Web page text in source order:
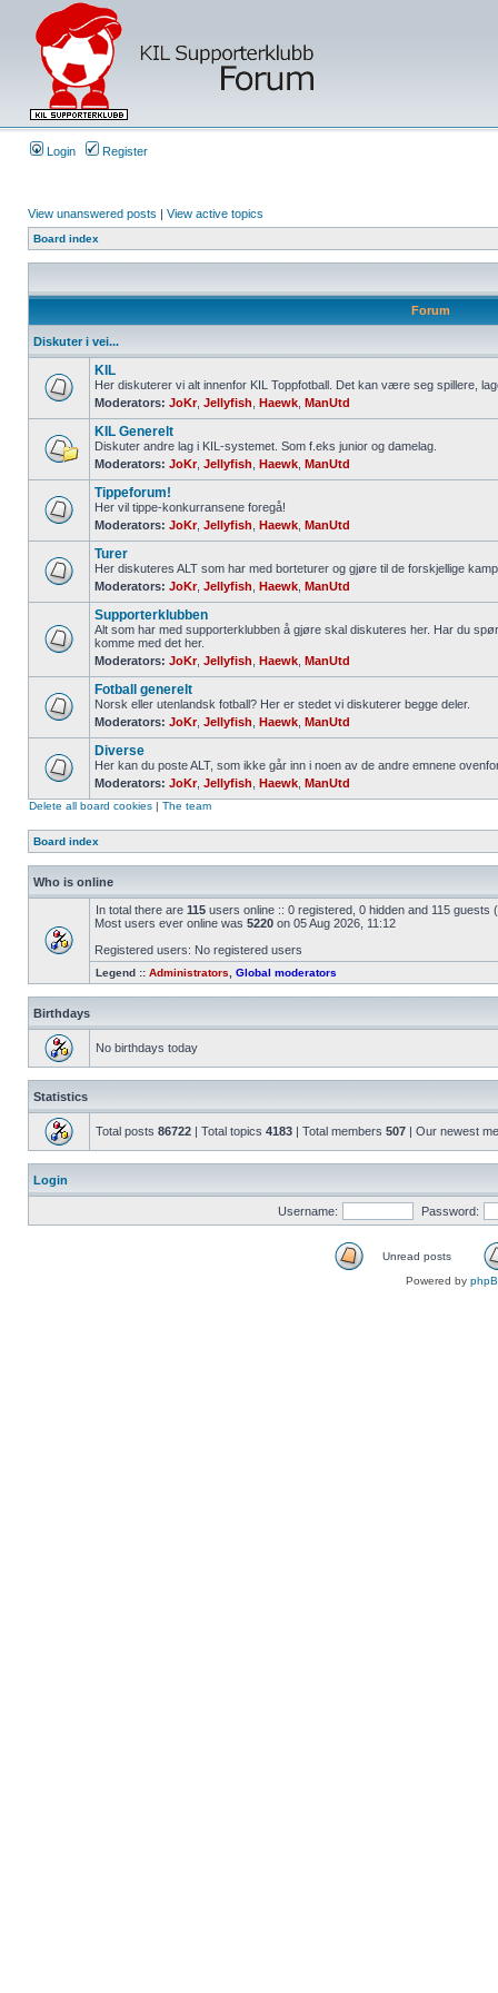
Login Register
View unanswered posts | View active topics
Board index
Forum
Diskuter i vei...
KIL
Her diskuterer vi alt innenfor KIL Toppfotball. Det kan være seg spillere,
Moderators: JoKr, Jellyfish Haewk ManUtd
KIL Generelt
Diskuter andre lag i KIL-systemet. Som f.eks junior og damelag.
Moderators: JoKr, Jellyfish Haewk ManUtd
Tippeforum!
Her vil tippe-konkurransene foregå!
Moderators: JoKr, Jellyfish Haewk ManUtd
Turer
Her diskuteres ALT som har med borteturer og gjøre til de forskjellige
Moderators: JoKr, Jellyfish Haewk ManUtd
Supporterklubben
Alt som har med supporterklubben å gjøre skal diskuteres her. Har du
komme med det her.
Moderators: JoKr, Jellyfish Haewk ManUtd
Fotball generelt
Norsk eller utenlandsk fotball? Her er stedet vi diskuterer begge deler.
Moderators: JoKr, Jellyfish Haewk ManUtd
Diverse
Her kan du poste ALT, som ikke går inn i noen av de andre emnene
Moderators: JoKr, Jellyfish Haewk ManUtd
Delete all board cookies | The team
Board index
Who is online
In total there are 115 users online :: 0 registered, 0 hidden and 115
Most users ever online was 5220 on 05 Aug 2026, 11:12
Registered users: No registered users
Legend :: Administrators Global moderators
Birthdays
No birthdays today
Statistics
Total posts 86722 | Total topics 4183 | Total members 507 | Our newest
Login
Username: Password:
Unread posts
Powered by